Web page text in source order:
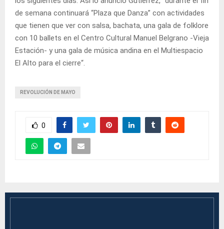
de semana continuará “Plaza que Danza” con actividades
que tienen que ver con salsa, bachata, una gala de folklore
con 10 ballets en el Centro Cultural Manuel Belgrano -Vieja
Estación- y una gala de música andina en el Multiespacio
El Alto para el cierre“.
REVOLUCIÓN DE MAYO
0